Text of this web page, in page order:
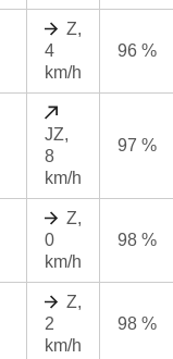
Z,
4
km/h
96 %
JZ,
8
km/h
97 %
Z,
0
km/h
98 %
Z,
2
km/h
98 %